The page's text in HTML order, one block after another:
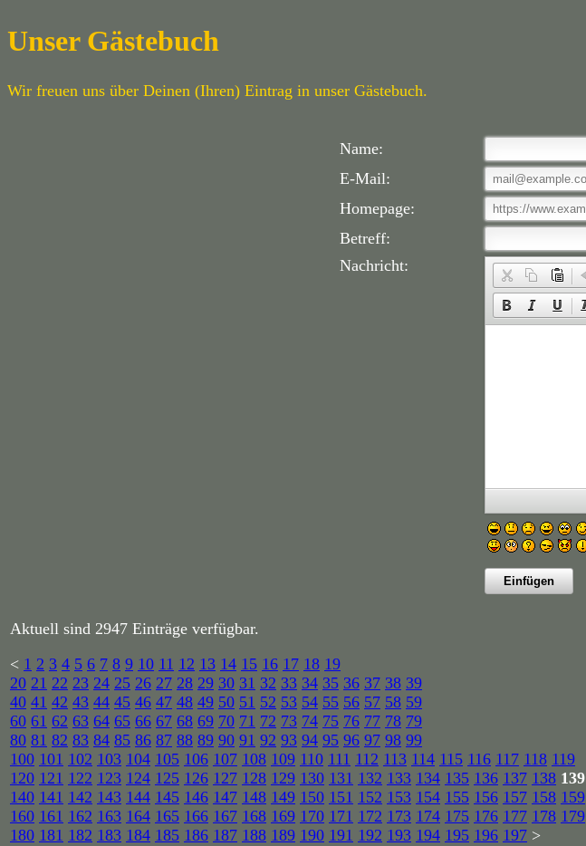
Unser Gästebuch
Wir freuen uns über Deinen (Ihren) Eintrag in unser Gästebuch.
Name:
E-Mail:
Homepage:
Betreff:
Nachricht:
Aktuell sind 2947 Einträge verfügbar.
< 1 2 3 4 5 6 7 8 9 10 11 12 13 14 15 16 17 18 19
20 21 22 23 24 25 26 27 28 29 30 31 32 33 34 35 36 37 38 39
40 41 42 43 44 45 46 47 48 49 50 51 52 53 54 55 56 57 58 59
60 61 62 63 64 65 66 67 68 69 70 71 72 73 74 75 76 77 78 79
80 81 82 83 84 85 86 87 88 89 90 91 92 93 94 95 96 97 98 99
100 101 102 103 104 105 106 107 108 109 110 111 112 113 114 115 116 117 118 119
120 121 122 123 124 125 126 127 128 129 130 131 132 133 134 135 136 137 138 139
140 141 142 143 144 145 146 147 148 149 150 151 152 153 154 155 156 157 158 159
160 161 162 163 164 165 166 167 168 169 170 171 172 173 174 175 176 177 178 179
180 181 182 183 184 185 186 187 188 189 190 191 192 193 194 195 196 197 >